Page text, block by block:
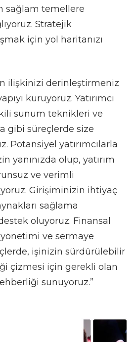
sağlam temellere
Stratejik
için yol haritanızı
ilişkinizi derinleştirmeniz
kuruyoruz. Yatırımcı
sunum teknikleri ve
gibi süreçlerde size
Potansiyel yatırımcılarla
yanınızda olup, yatırım
ve verimli
Girişiminizin ihtiyaç
sağlama
oluyoruz. Finansal
ve sermaye
işinizin sürdürülebilir
çizmesi için gerekli olan
sunuyoruz.”